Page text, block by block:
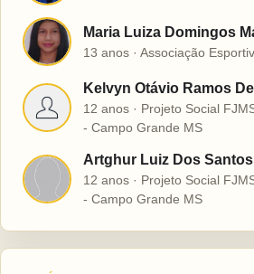
M Maria Luiza Domingos
13 anos · Associação
K
Kelvyn Otávio Ramos
12 anos · Projeto Social
- Campo Grande MS
Artghur Luiz Dos
12 anos · Projeto Social
- Campo Grande MS